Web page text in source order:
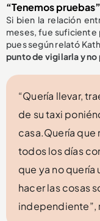
“Tenemos pruebas”
Si bien la relación
meses, fue suficiente
pues según relató
punto de vigilarla y
“Quería llevar,
de su taxi
casa.Quería que
todos los días
que ya no quería
hacer las cosas
independiente”,